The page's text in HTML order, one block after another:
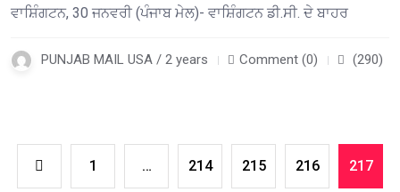
ਵਾਸ਼ਿੰਗਟਨ, 30 ਜਨਵਰੀ (ਪੰਜਾਬ ਮੇਲ)- ਵਾਸ਼ਿੰਗਟਨ ਡੀ.ਸੀ. ਦੇ ਬਾਹਰ
PUNJAB MAIL USA / 2 years Comment (0) (290)
1 … 214 215 216 217